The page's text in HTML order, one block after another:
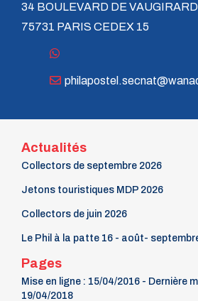
34 BOULEVARD DE VAUGIRARD
75731 PARIS CEDEX 15
Actualités
Collectors de septembre 2026
Jetons touristiques MDP 2026
Collectors de juin 2026
Le Phil à la patte 16 - août-
Pages
Mise en ligne : 15/04/2016 - Dernière
19/04/2018